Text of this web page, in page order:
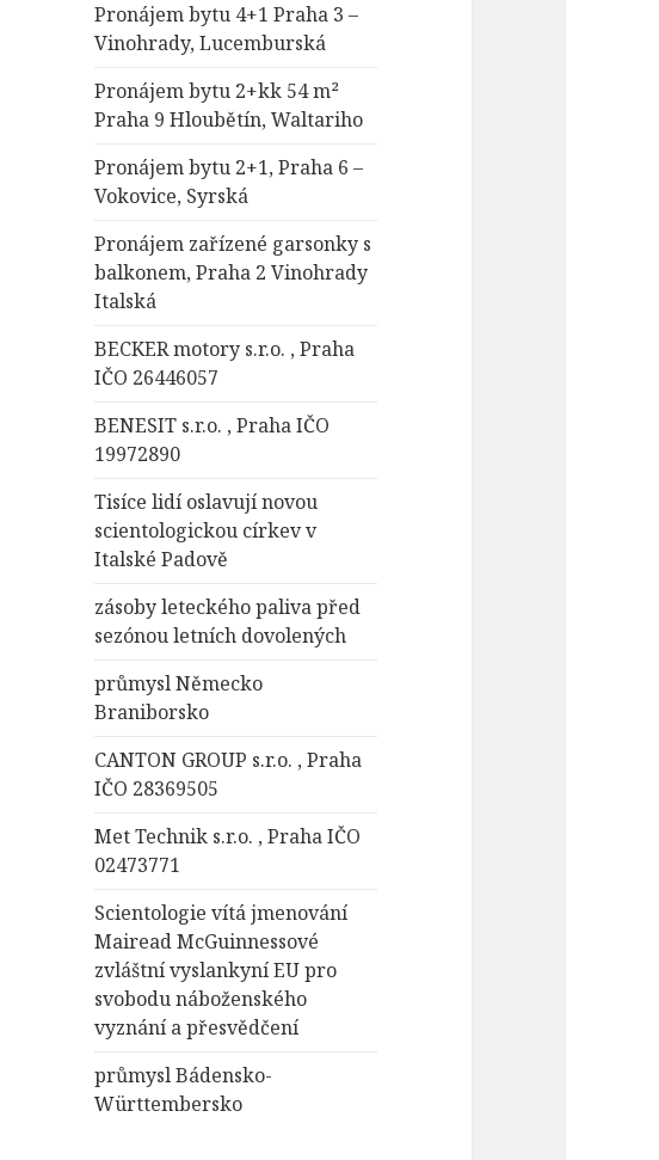
Pronájem bytu 4+1 Praha 3 –
Vinohrady, Lucemburská
Pronájem bytu 2+kk 54 m²
Praha 9 Hloubětín, Waltariho
Pronájem bytu 2+1, Praha 6 –
Vokovice, Syrská
Pronájem zařízené garsonky s
balkonem, Praha 2 Vinohrady
Italská
BECKER motory s.r.o. , Praha
IČO 26446057
BENESIT s.r.o. , Praha IČO
19972890
Tisíce lidí oslavují novou
scientologickou církev v
Italské Padově
zásoby leteckého paliva před
sezónou letních dovolených
průmysl Německo
Braniborsko
CANTON GROUP s.r.o. , Praha
IČO 28369505
Met Technik s.r.o. , Praha IČO
02473771
Scientologie vítá jmenování
Mairead McGuinnessové
zvláštní vyslankyní EU pro
svobodu náboženského
vyznání a přesvědčení
průmysl Bádensko-
Württembersko